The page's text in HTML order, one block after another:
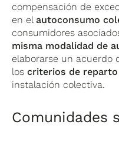
compensación de
en el autoconsumo
consumidores
misma modalidad de
elaborarse un acuerdo
los criterios de reparto
instalación colectiva.
Comunidades